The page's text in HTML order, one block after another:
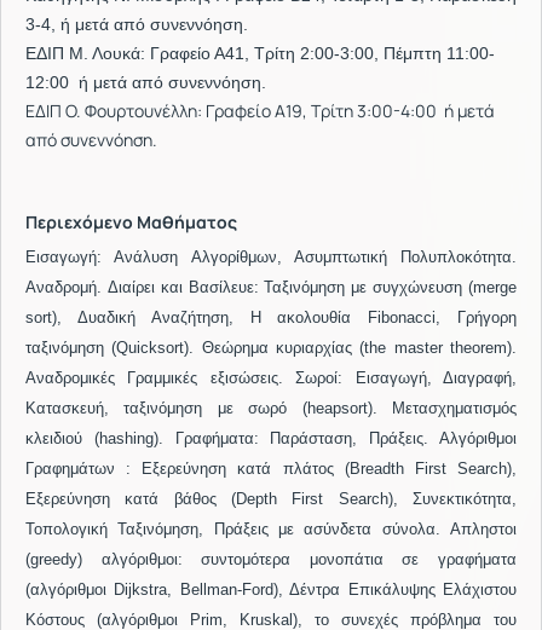
3-4, ή μετά από συνεννόηση.
ΕΔΙΠ Μ. Λουκά: Γραφείο Α41, Τρίτη 2:00-3:00, Πέμπτη 11:00-
12:00 ή μετά από συνεννόηση.
ΕΔΙΠ Ο. Φουρτουνέλλη: Γραφείο Α19, Τρίτη 3:00-4:00 ή μετά
από συνεννόηση.
Περιεχόμενο Μαθήματος
Εισαγωγή: Ανάλυση Αλγορίθμων, Ασυμπτωτική Πολυπλοκότητα.
Αναδρομή. Διαίρει και Βασίλευε: Ταξινόμηση με συγχώνευση (merge
sort), Δυαδική Αναζήτηση, Η ακολουθία Fibonacci, Γρήγορη
ταξινόμηση (Quicksort). Θεώρημα κυριαρχίας (the master theorem).
Αναδρομικές Γραμμικές εξισώσεις. Σωροί: Εισαγωγή, Διαγραφή,
Κατασκευή, ταξινόμηση με σωρό (heapsort). Μετασχηματισμός
κλειδιού (hashing). Γραφήματα: Παράσταση, Πράξεις. Αλγόριθμοι
Γραφημάτων : Eξερεύνηση κατά πλάτος (Breadth First Search),
Eξερεύνηση κατά βάθος (Depth First Search), Συνεκτικότητα,
Τοπολογική Ταξινόμηση, Πράξεις με ασύνδετα σύνολα. Aπληστοι
(greedy) αλγόριθμοι: συντομότερα μονοπάτια σε γραφήματα
(αλγόριθμοι Dijkstra, Bellman-Ford), Δέντρα Επικάλυψης Ελάχιστου
Κόστους (αλγόριθμοι Prim, Kruskal), το συνεχές πρόβλημα του